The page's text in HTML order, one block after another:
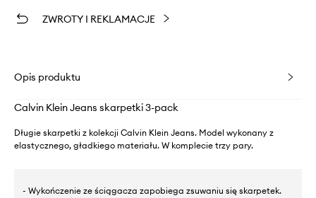
ZWROTY I REKLAMACJE
Opis produktu
Calvin Klein Jeans skarpetki 3-pack
Długie skarpetki z kolekcji Calvin Klein Jeans. Model wykonany z
elastycznego, gładkiego materiału. W komplecie trzy pary.
- Wykończenie ze ściągacza zapobiega zsuwaniu się skarpetek.